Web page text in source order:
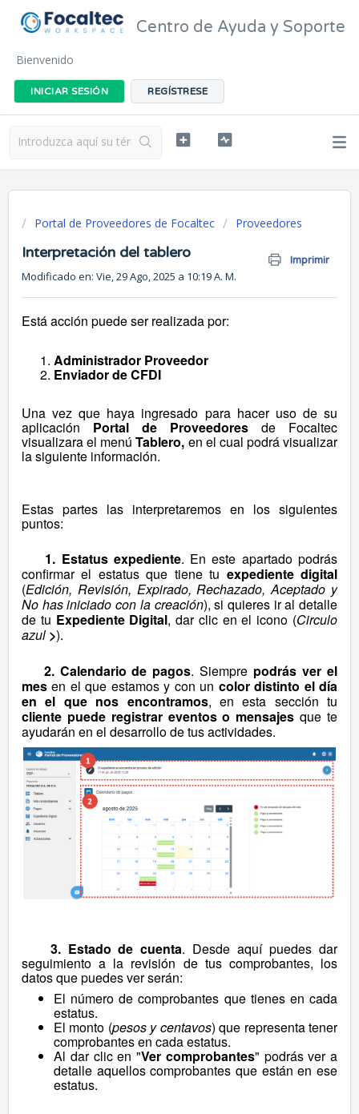
Centro de Ayuda y Soporte
Bienvenido
INICIAR SESIÓN REGÍSTRESE
Portal de Proveedores de Focaltec Proveedores
Interpretación del tablero Imprimir
Modificado en: Vie, 29 Ago, 2025 a 10:19 A. M.
Está acción puede ser realizada por:
Administrador Proveedor
Enviador de CFDI
Una vez que haya ingresado para hacer uso de su
aplicación Portal de Proveedores de Focaltec
visualizara el menúTablero, en el cual podrá visualizar
la siguiente información.
Estas partes las interpretaremos en los siguientes
puntos:
1. Estatus expediente. En este apartado podrás
confirmar el estatus que tiene tu expediente digital
(Edición, Revisión, Expirado, Rechazado, Aceptado y
No has iniciado con la creación), si quieres ir al detalle
de tu Expediente Digital, dar clic en el icono (Circulo
azul >).
2. Calendario de pagos. Siempre podrás ver el
mes en el que estamos y con un color distinto el día
en el que nos encontramos, en esta sección tu
cliente puede registrar eventos o mensajes que te
ayudarán en el desarrollo de tus actividades.
3. Estado de cuenta. Desde aquí puedes dar
seguimiento a la revisión de tus comprobantes, los
datos que puedes ver serán:
El número de comprobantes que tienes en cada
estatus.
El monto (pesos y centavos) que representa tener
comprobantes en cada estatus.
Al dar clic en "Ver comprobantes" podrás ver a
detalle aquellos comprobantes que están en ese
estatus.